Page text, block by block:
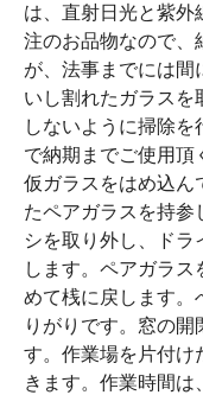
は、直射日光と紫外
注のお品物なので、
が、法事までには間
いし割れたガラスを
しないように掃除
で納期までご使用頂
仮ガラスをはめ込ん
たペアガラスを持参
シを取り外し、ド
します。ペアガラ
めて桟に戻します。
りがりです。窓の開
す。作業場を片付け
きます。作業時間は、